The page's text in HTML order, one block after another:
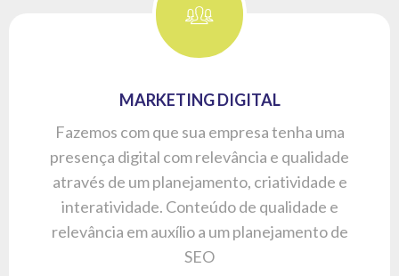
MARKETING DIGITAL
Fazemos com que sua empresa tenha uma
presença digital com relevância e qualidade
através de um planejamento, criatividade e
interatividade. Conteúdo de qualidade e
relevância em auxílio a um planejamento de
SEO